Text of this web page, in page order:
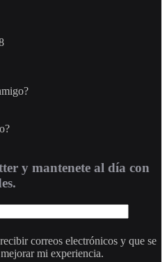
y mantenete al día con
correos electrónicos y que se
mi experiencia.